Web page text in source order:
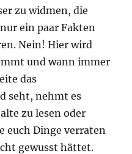
zu widmen, die
ein paar Fakten
Nein! Hier wird
und wann immer
das
seht, nehmt es
zu lesen oder
euch Dinge verraten
gewusst hättet.